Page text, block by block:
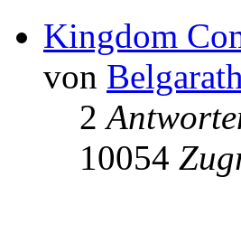
Kingdom
von Belgarath
2
10054